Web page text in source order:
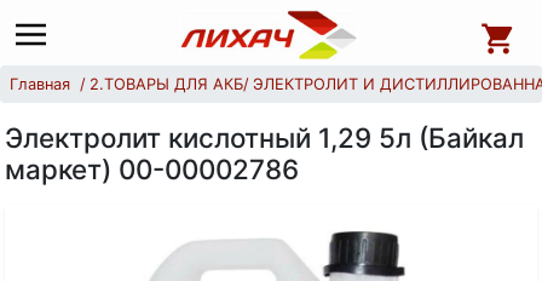
Главная 2.ТОВАРЫ ДЛЯ АКБ ЭЛЕКТРОЛИТ И
Электролит кислотный 1,29 5л (Байкал
маркет) 00-00002786